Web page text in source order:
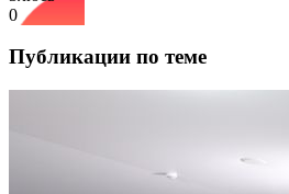
0
Публикации по теме